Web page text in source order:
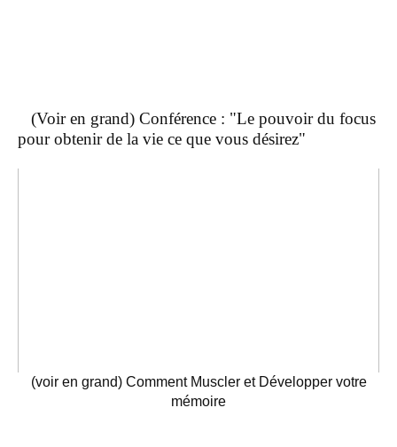
(Voir en grand) Conférence : "Le pouvoir du focus
pour obtenir de la vie ce que vous désirez"
(voir en grand) Comment Muscler et Développer votre
mémoire